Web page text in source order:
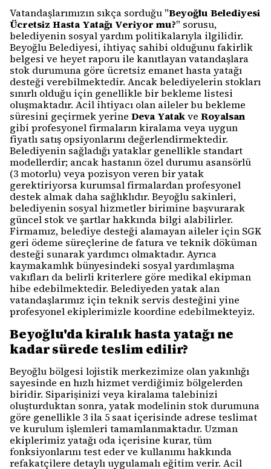
Vatandaşlarımızın sıkça sorduğu "Beyoğlu Belediyesi
Ücretsiz Hasta Yatağı Veriyor mu?" sorusu,
belediyenin sosyal yardım politikalarıyla ilgilidir.
Beyoğlu Belediyesi, ihtiyaç sahibi olduğunu fakirlik
belgesi ve heyet raporu ile kanıtlayan vatandaşlara
stok durumuna göre ücretsiz emanet hasta yatağı
desteği verebilmektedir. Ancak belediyelerin stokları
sınırlı olduğu için genellikle bir bekleme listesi
oluşmaktadır. Acil ihtiyacı olan aileler bu bekleme
süresini geçirmek yerine Deva Yatakve Royalsan
gibi profesyonel firmaların kiralama veya uygun
fiyatlı satış opsiyonlarını değerlendirmektedir.
Belediyenin sağladığı yataklar genellikle standart
modellerdir; ancak hastanın özel durumu asansörlü
(3 motorlu) veya pozisyon veren bir yatak
gerektiriyorsa kurumsal firmalardan profesyonel
destek almak daha sağlıklıdır. Beyoğlu sakinleri,
belediyenin sosyal hizmetler birimine başvurarak
güncel stok ve şartlar hakkında bilgi alabilirler.
Firmamız, belediye desteği alamayan aileler için SGK
geri ödeme süreçlerine de fatura ve teknik döküman
desteği sunarak yardımcı olmaktadır. Ayrıca
kaymakamlık bünyesindeki sosyal yardımlaşma
vakıfları da belirli kriterlere göre medikal ekipman
hibe edebilmektedir. Belediyeden yatak alan
vatandaşlarımız için teknik servis desteğini yine
profesyonel ekiplerimizle koordine edebilmekteyiz.
Beyoğlu'da kiralık hasta yatağı ne
kadar sürede teslim edilir?
Beyoğlu bölgesi lojistik merkezimize olan yakınlığı
sayesinde en hızlı hizmet verdiğimiz bölgelerden
biridir. Siparişinizi veya kiralama talebinizi
oluşturduktan sonra, yatak modelinin stok durumuna
göre genellikle 3 ila 5 saat içerisinde adrese teslimat
ve kurulum işlemleri tamamlanmaktadır. Uzman
ekiplerimiz yatağı oda içerisine kurar, tüm
fonksiyonlarını test eder ve kullanımı hakkında
refakatçilere detaylı uygulamalı eğitim verir. Acil